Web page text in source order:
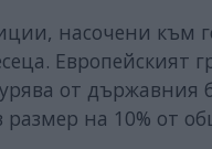
насочени към
Европейският
от държавния
на 10% от